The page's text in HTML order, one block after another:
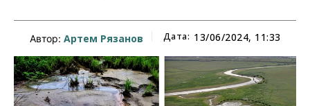
Автор: Артем Рязанов Дата: 13/06/2024, 11:33